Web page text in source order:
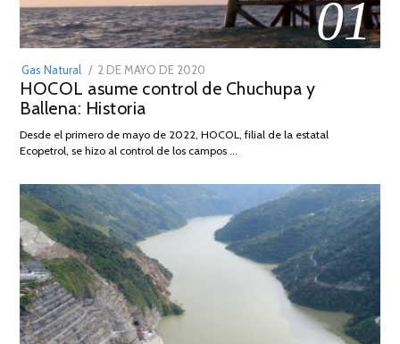
01
Gas Natural
POSTED
ON
2 DE MAYO DE 2020
DE
2026
HOCOL asume control de Chuchupa y
Ballena: Historia
Desde el primero de mayo de 2022, HOCOL, filial de la estatal
Ecopetrol, se hizo al control de los campos …